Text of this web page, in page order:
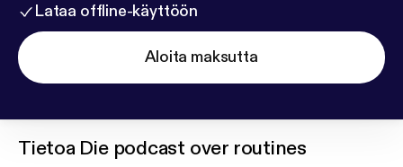
Lataa offline-käyttöön
Aloita maksutta
Tietoa Die podcast over routines